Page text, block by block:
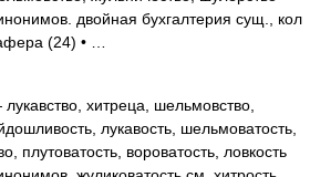
двойная бухгалтерия сущ., кол
(24) • …
хитреца, шельмовство,
лукавость, шельмоватость,
плутоватость, вороватость, ловкость